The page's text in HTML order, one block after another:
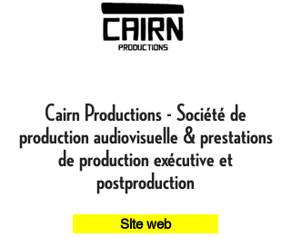
Cairn Productions - Société de
production audiovisuelle & prestations
de production exécutive et
postproduction
Site web